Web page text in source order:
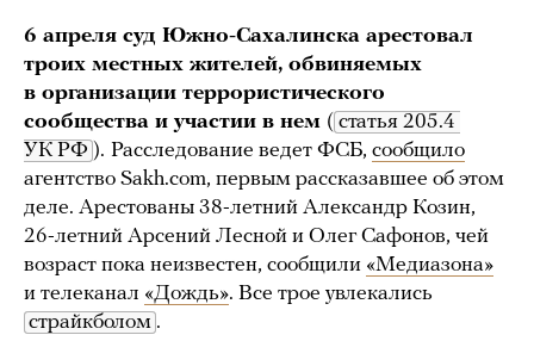
6 апреля суд Южно-Сахалинска арестовал
троих местных жителей, обвиняемых
в организации террористического
сообщества и участии в нем ( статья 205.4
УК РФ ). Расследование ведет ФСБ, сообщило
агентство Sakh.com, первым рассказавшее об этом
деле. Арестованы 38-летний Александр Козин,
26-летний Арсений Лесной и Олег Сафонов, чей
возраст пока неизвестен, сообщили «Медиазона»
и телеканал «Дождь». Все трое увлекались
страйкболом .